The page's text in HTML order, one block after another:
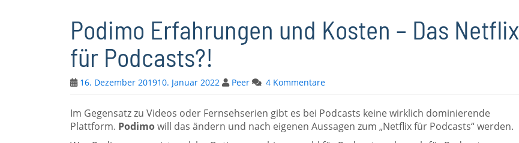
Podimo Erfahrungen und Kosten – Das Netflix
für Podcasts?!
16. Dezember 201910. Januar 2022 Peer 4 Kommentare
Im Gegensatz zu Videos oder Fernsehserien gibt es bei Podcasts keine wirklich dominierende
Plattform. Podimowill das ändern und nach eigenen Aussagen zum „Netflix für Podcasts“ werden.